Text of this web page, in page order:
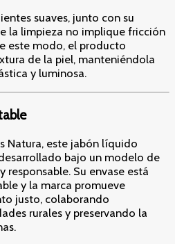
suaves, junto con su
la limpieza no implique fricción
este modo, el producto
de la piel, manteniéndola
y luminosa.
Natura, este jabón líquido
bajo un modelo de
responsable. Su envase está
y la marca promueve
justo, colaborando
rurales y preservando la